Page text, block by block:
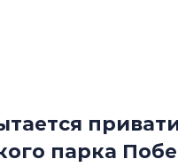
парка